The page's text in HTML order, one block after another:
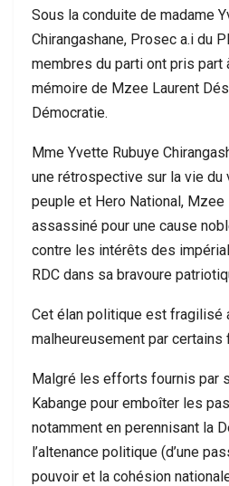
Sous la conduite de madame
Chirangashane, Prosec a.i du
membres du parti ont pris part
mémoire de Mzee Laurent
Démocratie.
Mme Yvette Rubuye
une rétrospective sur la vie du
peuple et Hero National,
assassiné pour une cause
contre les intérêts des
RDC dans sa bravoure
Cet élan politique est fragilisé
malheureusement par certains
Malgré les efforts fournis par
Kabange pour emboîter les
notamment en perennisant la
l’altenance politique (d’une
pouvoir et la cohésion